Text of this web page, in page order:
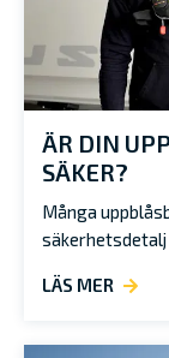
ÄR DIN
SÄKER?
Många
LÄS MER